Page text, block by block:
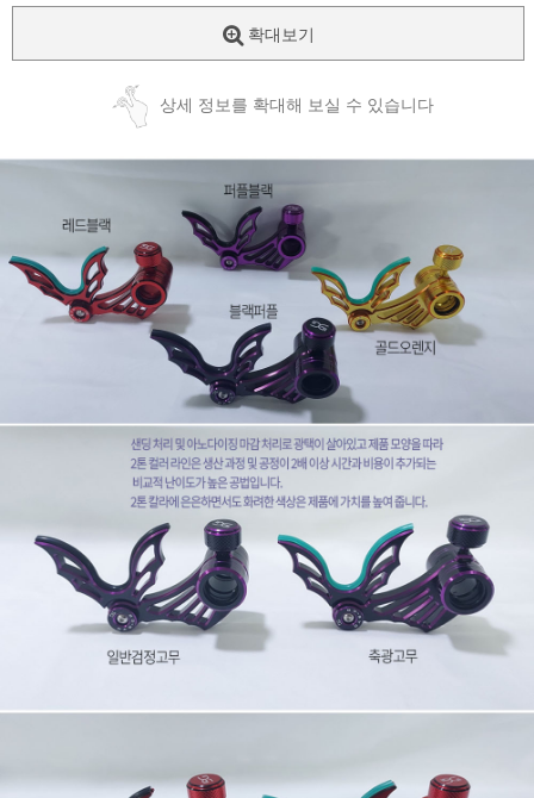
확대보기
상세 정보를 확대해 보실 수 있습니다